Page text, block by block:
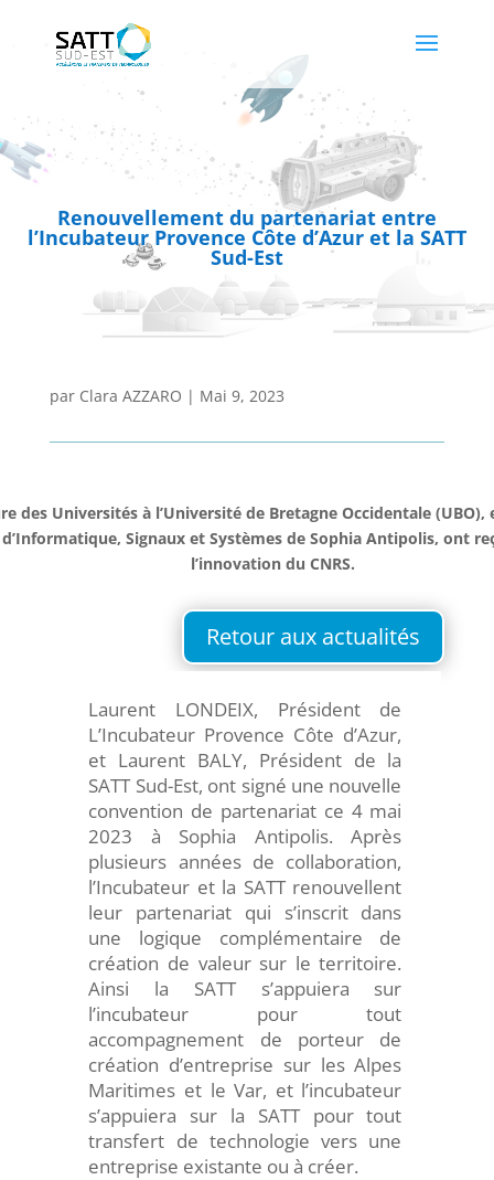
Renouvellement du partenariat entre
l’Incubateur Provence Côte d’Azur et la SATT
Sud-Est
par Clara AZZARO | Mai 9, 2023
des Universités à l’Université de Bretagne Occidentale
Signaux et Systèmes de Sophia Antipolis, ont
l’innovation du CNRS.
Retour aux actualités
Laurent LONDEIX, Président de
L’Incubateur Provence Côte d’Azur,
et Laurent BALY, Président de la
SATT Sud-Est, ont signé une nouvelle
convention de partenariat ce 4 mai
2023 à Sophia Antipolis. Après
plusieurs années de collaboration,
l’Incubateur et la SATT renouvellent
leur partenariat qui s’inscrit dans
une logique complémentaire de
création de valeur sur le territoire.
Ainsi la SATT s’appuiera sur
l’incubateur pour tout
accompagnement de porteur de
création d’entreprise sur les Alpes
Maritimes et le Var, et l’incubateur
s’appuiera sur la SATT pour tout
transfert de technologie vers une
entreprise existante ou à créer.